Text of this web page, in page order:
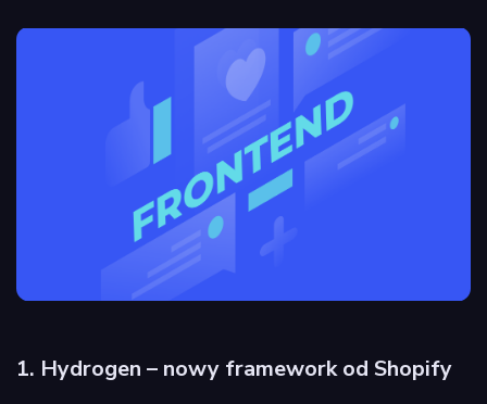
1. Hydrogen – nowy framework od Shopify